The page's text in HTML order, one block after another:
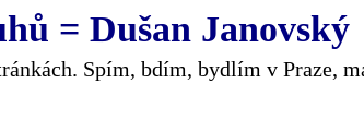
= Dušan Janovský
Spím, bdím, bydlím v Praze,